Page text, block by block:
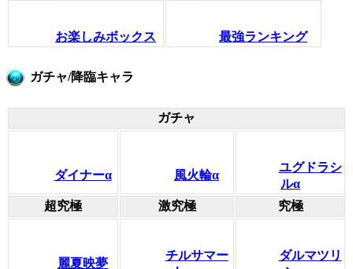
お楽しみボックス 最強ランキング
ガチャ/降臨キャラ
ガチャ
ダイナーα 風火輪α
ユグドラシ
ルα
超究極
激究極 究極
麗夏映夢
チルサマー
ダルマツリ